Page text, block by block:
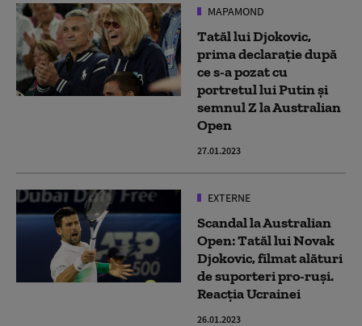
MAPAMOND
Tatăl lui Djokovic,
prima declarație după
ce s-a pozat cu
portretul lui Putin și
semnul Z la Australian
Open
27.01.2023
EXTERNE
Scandal la Australian
Open: Tatăl lui Novak
Djokovic, filmat alături
de suporteri pro-ruşi.
Reacția Ucrainei
26.01.2023